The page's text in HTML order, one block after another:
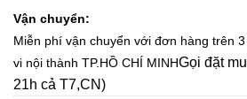
Vận chuyển:
Miễn phí vận chuyển với đơn hàng trên
vi nội thành TP.HỒ CHÍ MINHGọi đặt
21h cả T7,CN)